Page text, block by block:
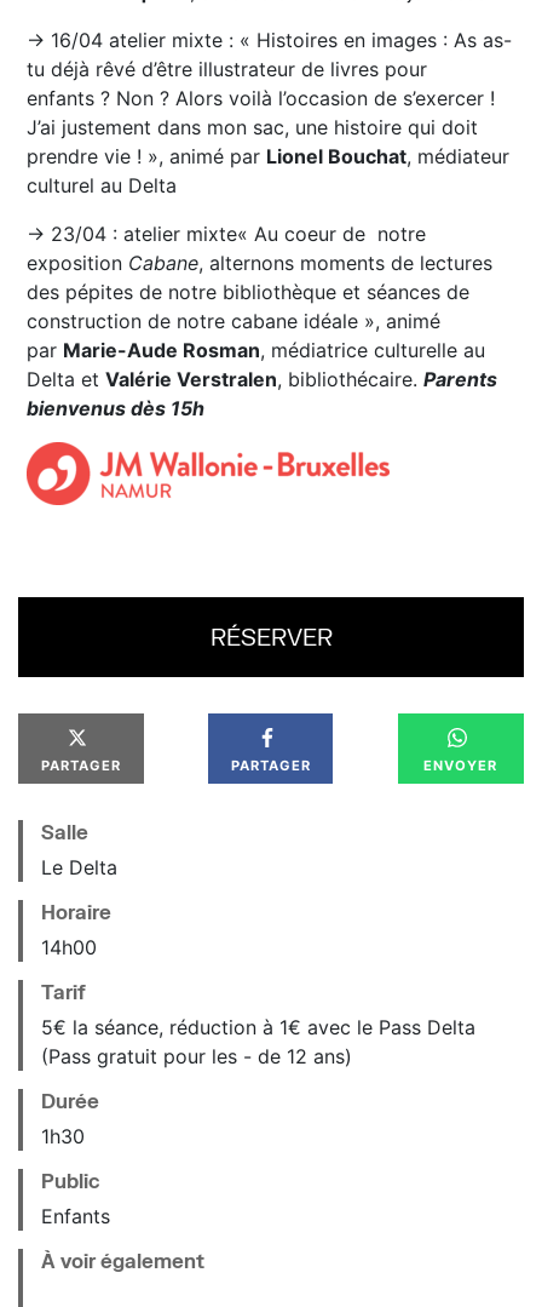
→ 16/04 atelier mixte : « Histoires en images : As as-
tu déjà rêvé d’être illustrateur de livres pour
enfants ? Non ? Alors voilà l’occasion de s’exercer !
J’ai justement dans mon sac, une histoire qui doit
prendre vie ! », animé par Lionel Bouchat, médiateur
culturel au Delta
→ 23/04 : atelier mixte« Au coeur de notre
exposition Cabane, alternons moments de lectures
des pépites de notre bibliothèque et séances de
construction de notre cabane idéale », animé
par Marie-Aude Rosman, médiatrice culturelle au
Delta etValérie Verstralen, bibliothécaire.Parents
bienvenus dès 15h
RÉSERVER
PARTAGER PARTAGER ENVOYER
Salle
Le Delta
Horaire
14h00
Tarif
5€ la séance, réduction à 1€ avec le Pass Delta
(Pass gratuit pour les - de 12 ans)
Durée
1h30
Public
Enfants
À voir également